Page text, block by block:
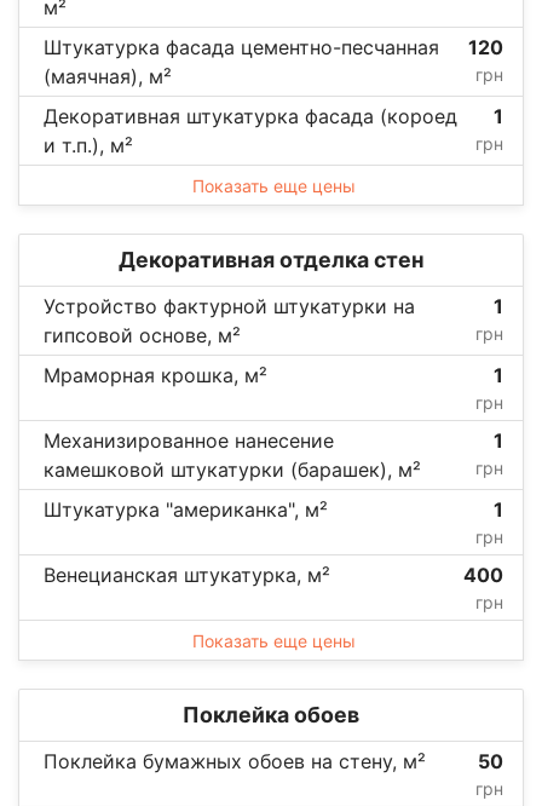
м²
Штукатурка фасада цементно-песчанная
(маячная), м²
120
грн
Декоративная штукатурка фасада (короед
и т.п.), м²
1
грн
Показать еще цены
Декоративная отделка стен
Устройство фактурной штукатурки на
гипсовой основе, м²
1
грн
Мраморная крошка, м² 1
грн
Механизированное нанесение
камешковой штукатурки (барашек), м²
1
грн
Штукатурка "американка", м² 1
грн
Венецианская штукатурка, м² 400
грн
Показать еще цены
Поклейка обоев
Поклейка бумажных обоев на стену, м² 50
грн